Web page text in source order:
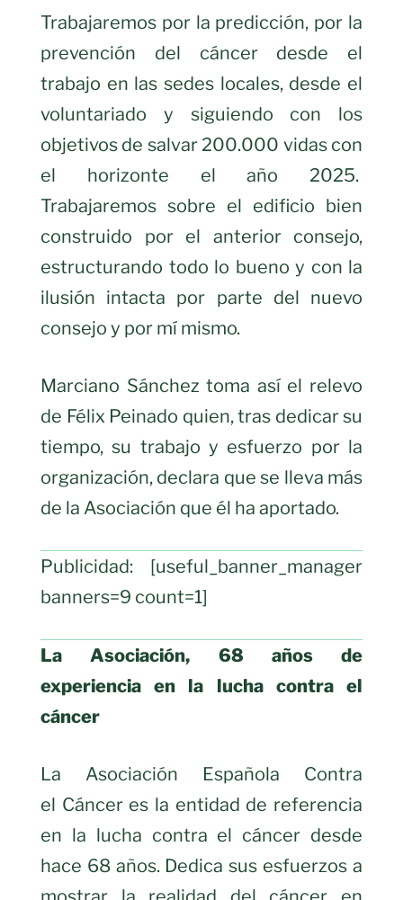
Trabajaremos por la predicción, por la
prevención del cáncer desde el
trabajo en las sedes locales, desde el
voluntariado y siguiendo con los
objetivos de salvar 200.000 vidas con
el horizonte el año 2025.
Trabajaremos sobre el edificio bien
construido por el anterior consejo,
estructurando todo lo bueno y con la
ilusión intacta por parte del nuevo
consejo y por mí mismo.
Marciano Sánchez toma así el relevo
de Félix Peinado quien, tras dedicar su
tiempo, su trabajo y esfuerzo por la
organización, declara que se lleva más
de la Asociación que él ha aportado.
Publicidad: [useful_banner_manager
banners=9 count=1]
La Asociación, 68 años de
experiencia en la lucha contra el
cáncer
La Asociación Española Contra
el Cáncer es la entidad de referencia
en la lucha contra el cáncer desde
hace 68 años. Dedica sus esfuerzos a